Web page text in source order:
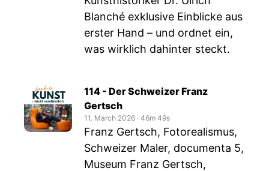
Blanché exklusive Einblicke aus
erster Hand – und ordnet ein,
was wirklich dahinter steckt.
114 - Der Schweizer Franz
Gertsch
11. March 2026 ‧ 46m 49s
Franz Gertsch, Fotorealismus,
Schweizer Maler, documenta 5,
Museum Franz Gertsch,